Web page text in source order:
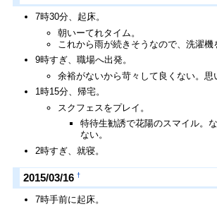
7時30分、起床。
朝いーてれタイム。
これから雨が続きそうなので、洗濯機
9時すぎ、職場へ出発。
余裕がないから苛々して良くない。思
1時15分、帰宅。
スクフェスをプレイ。
特待生勧誘で花陽のスマイル。
ない。
2時すぎ、就寝。
2015/03/16 †
7時手前に起床。